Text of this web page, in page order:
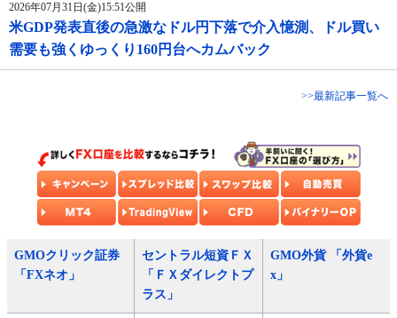
2026年07月31日(金)15:51公開
米GDP発表直後の急激なドル円下落で介入憶測、ドル買い
需要も強くゆっくり160円台へカムバック
>>最新記事一覧へ
GMOクリック証券
「FXネオ」
セントラル短資ＦＸ
「ＦＸダイレクトプ
ラス」
GMO外貨 「外貨e
x」